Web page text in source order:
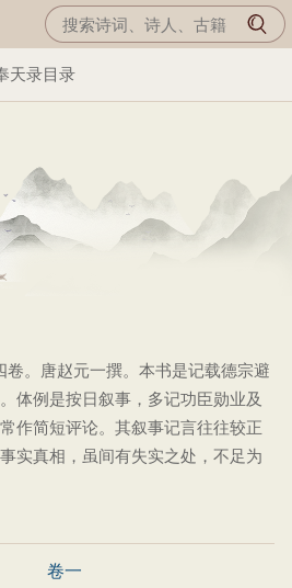
天录目录
卷。唐赵元一撰。本书是记载德宗避
体例是按日叙事，多记功臣勋业及
作简短评论。其叙事记言往往较正
实真相，虽间有失实之处，不足为
卷一